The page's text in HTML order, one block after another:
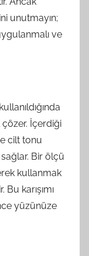
unutmayın;
ve
İçerdiği
cilt tonu
Bir ölçü
kullanmak
karışımı
yüzünüze